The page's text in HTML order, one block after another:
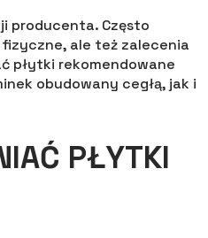
producenta. Często
ale też zalecenia
płytki rekomendowane
obudowany cegłą, jak i
PŁYTKI